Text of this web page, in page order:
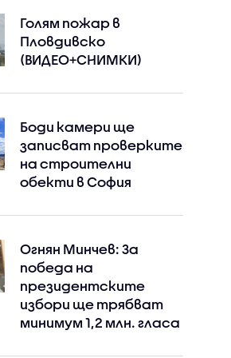
Голям пожар в
Пловдивско
(ВИДЕО+СНИМКИ)
Боди камери ще
записват проверките
на строителни
обекти в София
Огнян Минчев: За
победа на
президентските
избори ще трябват
минимум 1,2 млн. гласа